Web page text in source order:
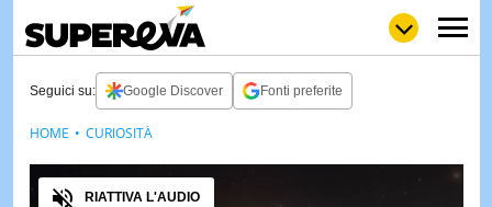
LOLGULP
LOVENEWS
Seguici su: Google Discover Fonti preferite
Audio
RIATTIVA L'AUDIO
HOME CURIOSITÀ